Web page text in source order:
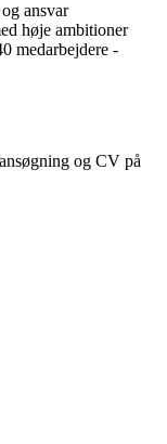
ansvar
høje ambitioner
medarbejdere -
og CV på